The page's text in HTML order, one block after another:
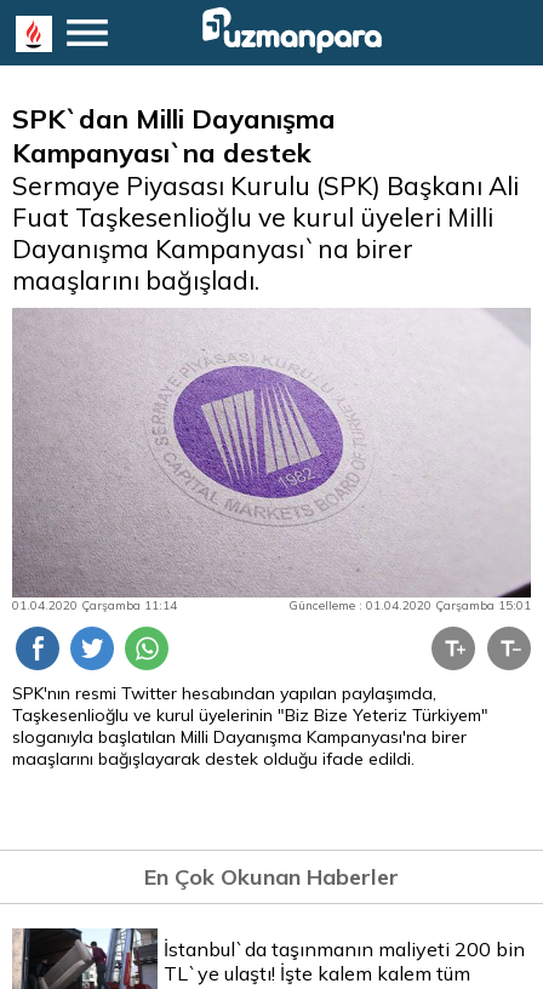
SPK`dan Milli Dayanışma
Kampanyası`na destek
Sermaye Piyasası Kurulu (SPK) Başkanı Ali
Fuat Taşkesenlioğlu ve kurul üyeleri Milli
Dayanışma Kampanyası`na birer
maaşlarını bağışladı.
01.04.2020 Çarşamba 11:14 Güncelleme : 01.04.2020 Çarşamba 15:01
SPK'nın resmi Twitter hesabından yapılan paylaşımda,
Taşkesenlioğlu ve kurul üyelerinin "Biz Bize Yeteriz Türkiyem"
sloganıyla başlatılan Milli Dayanışma Kampanyası'na birer
maaşlarını bağışlayarak destek olduğu ifade edildi.
En Çok Okunan Haberler
İstanbul`da taşınmanın maliyeti 200 bin
TL`ye ulaştı! İşte kalem kalem tüm